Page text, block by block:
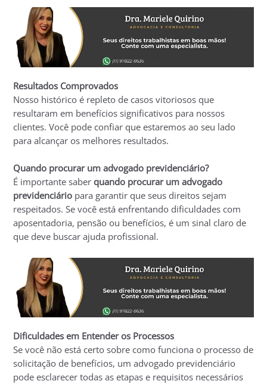
Resultados Comprovados
Nosso histórico é repleto de casos vitoriosos que
resultaram em benefícios significativos para nossos
clientes. Você pode confiar que estaremos ao seu lado
para alcançar os melhores resultados.
Quando procurar um advogado previdenciário?
É importante saberquando procurar um advogado
previdenciário para garantir que seus direitos sejam
respeitados. Se você está enfrentando dificuldades com
aposentadoria, pensão ou benefícios, é um sinal claro de
que deve buscar ajuda profissional.
Dificuldades em Entender os Processos
Se você não está certo sobre como funciona o processo de
solicitação de benefícios, um advogado previdenciário
pode esclarecer todas as etapas e requisitos necessários